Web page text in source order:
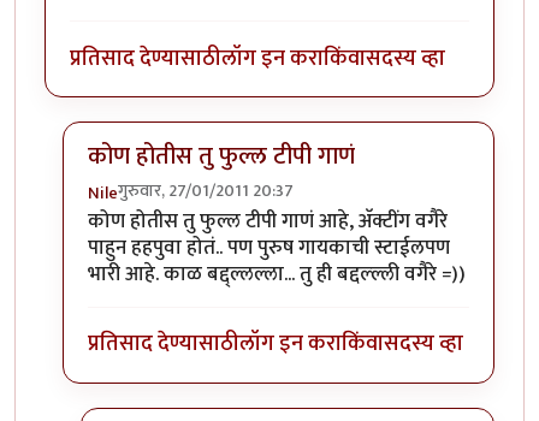
प्रतिसाद देण्यासाठीलॉग इन कराकिंवासदस्य व्हा
कोण होतीस तु फुल्ल टीपी गाणं
Nileगुरुवार, 27/01/2011 20:37
In reply toझुंजbyमेघवेडा
कोण होतीस तु फुल्ल टीपी गाणं आहे, अ‍ॅक्टींग वगैरे
पाहुन हहपुवा होतं.. पण पुरुष गायकाची स्टाईलपण
भारी आहे. काळ बद्द्ल्लल्ला... तु ही बद्दल्ल्ली वगैरे =))
प्रतिसाद देण्यासाठीलॉग इन कराकिंवासदस्य व्हा